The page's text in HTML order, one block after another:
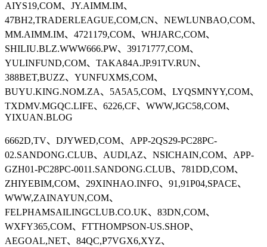
AIYS19,COM、JY.AIMM.IM、
47BH2,TRADERLEAGUE,COM,CN、NEWLUNBAO,COM、
MM.AIMM.IM、4721179,COM、WHJARC,COM、
SHILIU.BLZ.WWW666.PW、39171777,COM、
YULINFUND,COM、TAKA84A.JP.91TV.RUN、
388BET,BUZZ、YUNFUXMS,COM、
BUYU.KING.NOM.ZA、5A5A5,COM、LYQSMNYY,COM、
TXDMV.MGQC.LIFE、6226,CF、WWW,JGC58,COM、
YIXUAN.BLOG
6662D,TV、DJYWED,COM、APP-2QS29-PC28PC-
02.SANDONG.CLUB、AUDI,AZ、NSICHAIN,COM、APP-
GZH01-PC28PC-0011.SANDONG.CLUB、781DD,COM、
ZHIYEBIM,COM、29XINHAO.INFO、91,91P04,SPACE、
WWW,ZAINAYUN,COM、
FELPHAMSAILINGCLUB.CO.UK、83DN,COM、
WXFY365,COM、FTTHOMPSON-US.SHOP、
AEGOAL,NET、84QC,P7VGX6,XYZ、